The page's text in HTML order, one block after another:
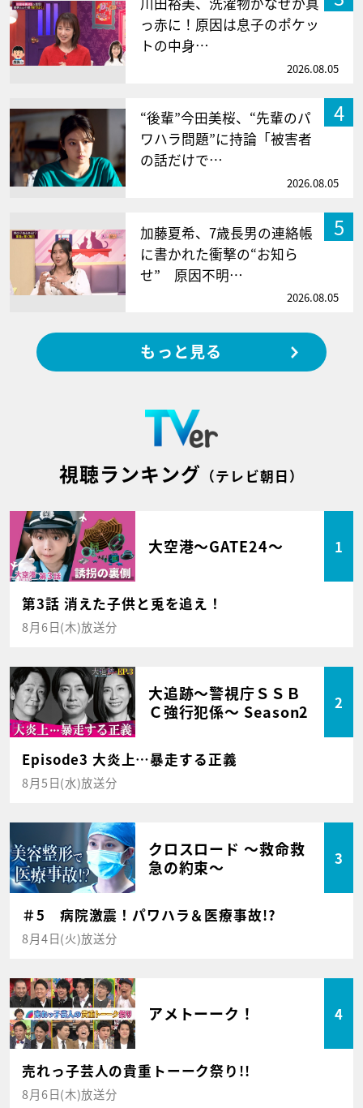
っ赤に！原因は息子のポケッ
トの中身…
2026.08.05
4
“後輩”今田美桜、“先輩のパ
ワハラ問題”に持論「被害者
の話だけで…
2026.08.05
5
加藤夏希、7歳長男の連絡帳
に書かれた衝撃の“お知ら
せ” 原因不明…
2026.08.05
もっと見る
視聴ランキング （テレビ朝日）
大空港～GATE24～ 1
第3話 消えた子供と兎を追え！
8月6日(木)放送分
大追跡～警視庁ＳＳＢ
Ｃ強行犯係～ Season2
2
Episode3 大炎上…暴走する正義
8月5日(水)放送分
クロスロード ～救命救
急の約束～
3
＃5 病院激震！パワハラ＆医療事故!?
8月4日(火)放送分
アメトーーク！ 4
売れっ子芸人の貴重トーーク祭り!!
8月6日(木)放送分